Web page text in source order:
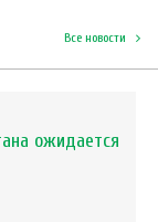
Все новости
ожидается